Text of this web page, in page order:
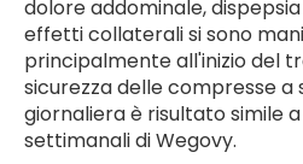
dolore addominale,
effetti collaterali si sono
principalmente all'inizio del
sicurezza delle compresse a
giornaliera è risultato simile
settimanali di Wegovy.